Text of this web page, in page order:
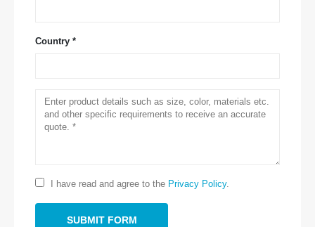
Country *
I have read and agree to the Privacy Policy.
చిరునామా: నెం .299 జిన్సుయో రోడ్, నేషనల్ హైటెక్ జోన్, జెంగ్జౌ
0086-371-67169097
వాట్సాప్: + 8618595618735
: 18569903598